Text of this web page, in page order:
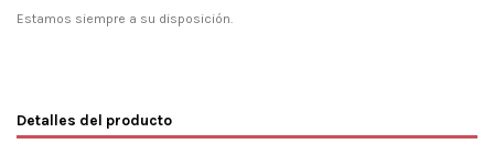
Estamos siempre a su disposición.
Detalles del producto